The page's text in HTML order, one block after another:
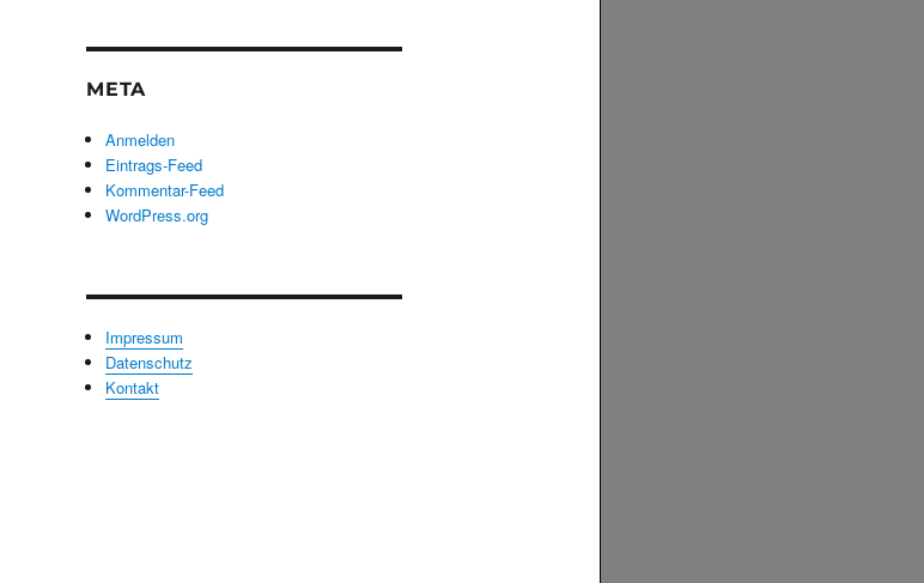
META
Anmelden
Eintrags-Feed
Kommentar-Feed
WordPress.org
Impressum
Datenschutz
Kontakt